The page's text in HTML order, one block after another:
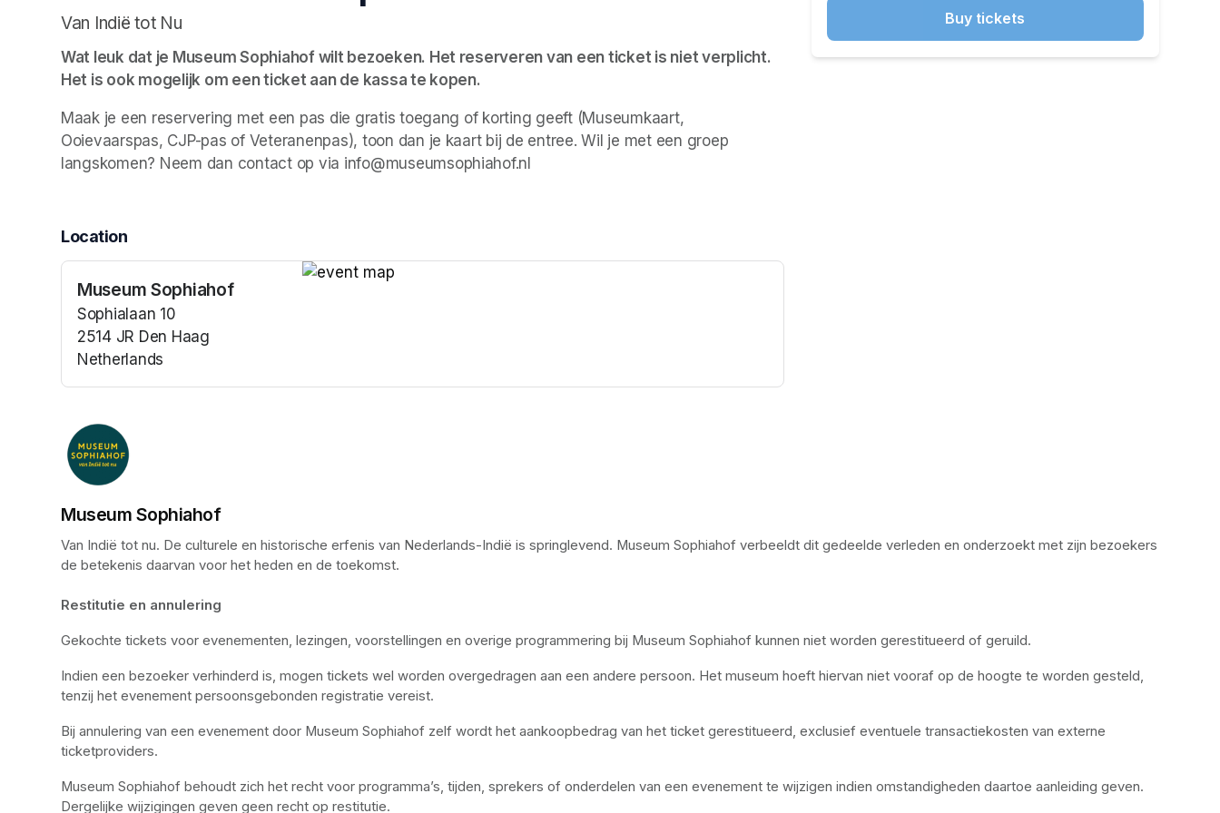
Van Indië tot Nu
Wat leuk dat je Museum Sophiahof wilt bezoeken. Het reserveren van een ticket is niet verplicht.
Het is ook mogelijk om een ticket aan de kassa te kopen.
Maak je een reservering met een pas die gratis toegang of korting geeft (Museumkaart,
Ooievaarspas, CJP-pas of Veteranenpas), toon dan je kaart bij de entree. Wil je met een groep
langskomen? Neem dan contact op via info@museumsophiahof.nl
Location
Museum Sophiahof
Sophialaan 10
2514 JR Den Haag
Netherlands
(opens in a new tab)
Buy tickets
Museum Sophiahof
Van Indië tot nu. De culturele en historische erfenis van Nederlands-Indië is springlevend. Museum Sophiahof verbeeldt dit gedeelde verleden en onderzoekt met zijn bezoekers
de betekenis daarvan voor het heden en de toekomst.
Restitutie en annulering
Gekochte tickets voor evenementen, lezingen, voorstellingen en overige programmering bij Museum Sophiahof kunnen niet worden gerestitueerd of geruild.
Indien een bezoeker verhinderd is, mogen tickets wel worden overgedragen aan een andere persoon. Het museum hoeft hiervan niet vooraf op de hoogte te worden gesteld,
tenzij het evenement persoonsgebonden registratie vereist.
Bij annulering van een evenement door Museum Sophiahof zelf wordt het aankoopbedrag van het ticket gerestitueerd, exclusief eventuele transactiekosten van externe
ticketproviders.
Museum Sophiahof behoudt zich het recht voor programma’s, tijden, sprekers of onderdelen van een evenement te wijzigen indien omstandigheden daartoe aanleiding geven.
Dergelijke wijzigingen geven geen recht op restitutie.